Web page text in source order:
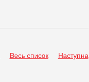
Весь список Наступна